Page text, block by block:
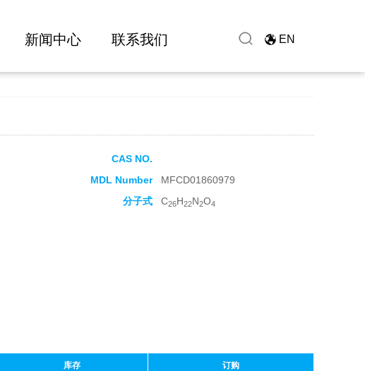
新闻中心 联系我们 EN
CAS NO.
MDL Number
MFCD01860979
分子式 C26H22N2O4
库存 订购